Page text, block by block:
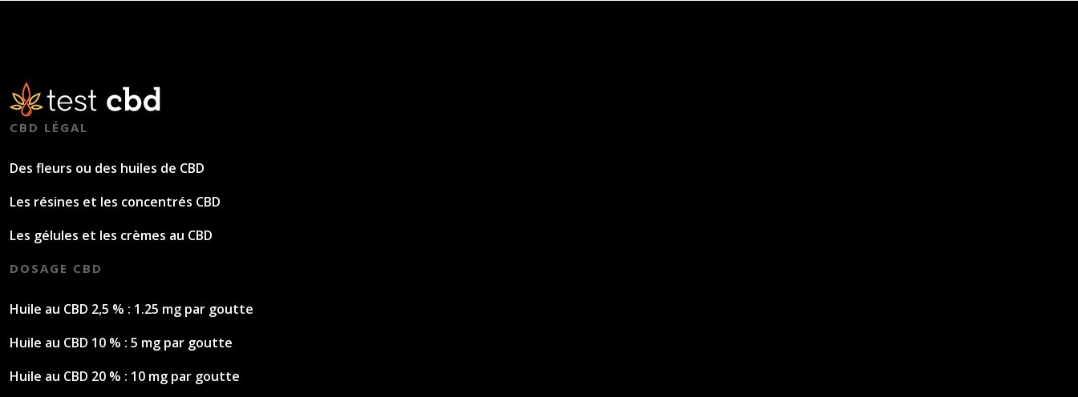
CBD LÉGAL
Des fleurs ou des huiles de CBD
Les résines et les concentrés CBD
Les gélules et les crèmes au CBD
DOSAGE CBD
Huile au CBD 2,5 % : 1.25 mg par goutte
Huile au CBD 10 % : 5 mg par goutte
Huile au CBD 20 % : 10 mg par goutte